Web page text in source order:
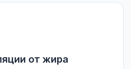
от жира